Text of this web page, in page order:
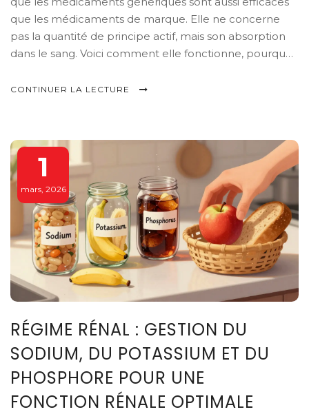
que les médicaments de marque. Elle ne concerne
pas la quantité de principe actif, mais son absorption
dans le sang. Voici comment elle fonctionne, pourquoi
CONTINUER LA LECTURE
1
mars, 2026
RÉGIME RÉNAL : GESTION DU
SODIUM, DU POTASSIUM ET DU
PHOSPHORE POUR UNE
FONCTION RÉNALE OPTIMALE